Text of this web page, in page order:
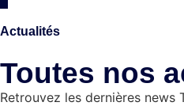
Actualités
Toutes nos
Retrouvez les dernières